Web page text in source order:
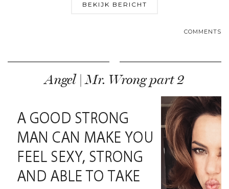
BEKIJK BERICHT
COMMENTS
Angel | Mr. Wrong part 2